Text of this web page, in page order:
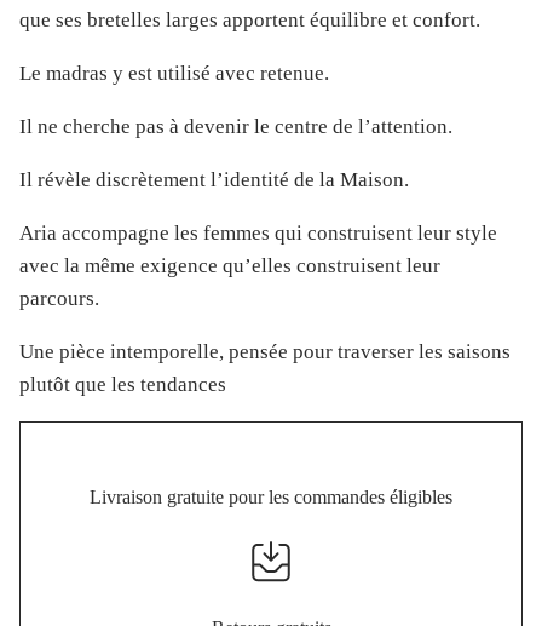
que ses bretelles larges apportent équilibre et confort.
Le madras y est utilisé avec retenue.
Il ne cherche pas à devenir le centre de l’attention.
Il révèle discrètement l’identité de la Maison.
Aria accompagne les femmes qui construisent leur style
avec la même exigence qu’elles construisent leur
parcours.
Une pièce intemporelle, pensée pour traverser les saisons
plutôt que les tendances
Livraison gratuite pour les commandes éligibles